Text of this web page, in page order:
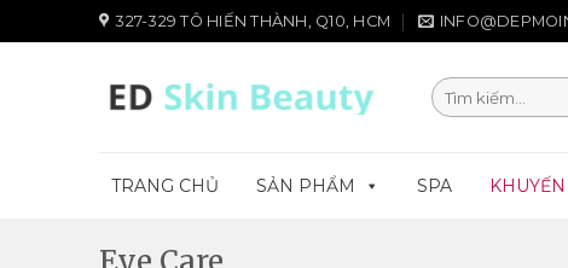
đến
327-329 TÔ HIẾN THÀNH, Q10, HCM
Tìm
kiếm:
TRANG CHỦ SẢN PHẨM SPA